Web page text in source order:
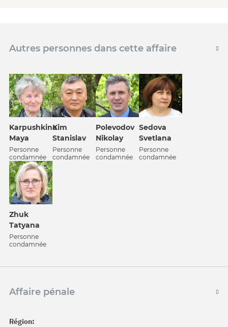
Autres personnes dans cette affaire
Karpushkina
Maya
Personne
condamnée
Kim
Stanislav
Personne
condamnée
Polevodov
Nikolay
Personne
condamnée
Sedova
Svetlana
Personne
condamnée
Zhuk
Tatyana
Personne
condamnée
Affaire pénale
Région: